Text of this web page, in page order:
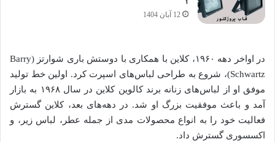
12 آبان 1404
در اواخر دهه ۱۹۶۰، کلاین با همکاری با دوستش باری شوارتز (Barry
Schwartz)، شروع به طراحی لباس‌های اسپرت کرد. اولین خط تولید
موفق او از لباس‌های زنانه برند کالوین کلاین در سال ۱۹۶۸ به بازار
آمد و باعث موفقیت بزرگ او شد. در دهه‌های بعد، کلاین گسترش
فعالیت خود را به انواع محصولات مدی از جمله عطر، لباس زیر، و
اکسسوری گسترش داد.